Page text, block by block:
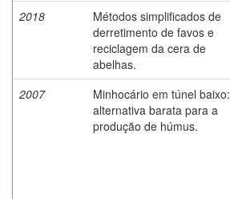
2018
Métodos simplificados de
derretimento de favos e
reciclagem da cera de
abelhas.
2007
Minhocário em túnel baixo:
alternativa barata para a
produção de húmus.